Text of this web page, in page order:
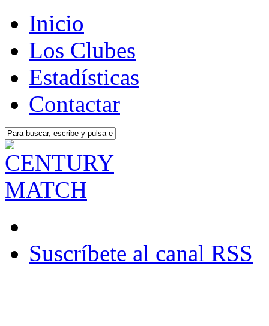
Inicio
Los Clubes
Estadísticas
Contactar
Suscríbete al canal RSS